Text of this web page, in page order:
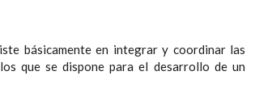
básicamente en integrar y coordinar las
que se dispone para el desarrollo de un